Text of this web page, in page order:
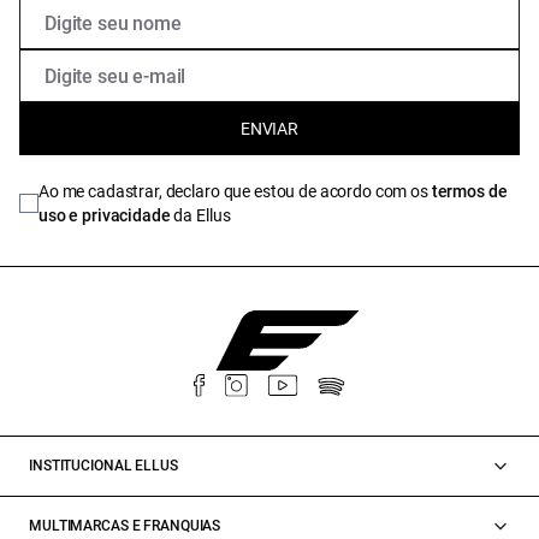
ENVIAR
Ao me cadastrar, declaro que estou de acordo com ostermos de
uso e privacidadeda Ellus
INSTITUCIONAL ELLUS
MULTIMARCAS E FRANQUIAS